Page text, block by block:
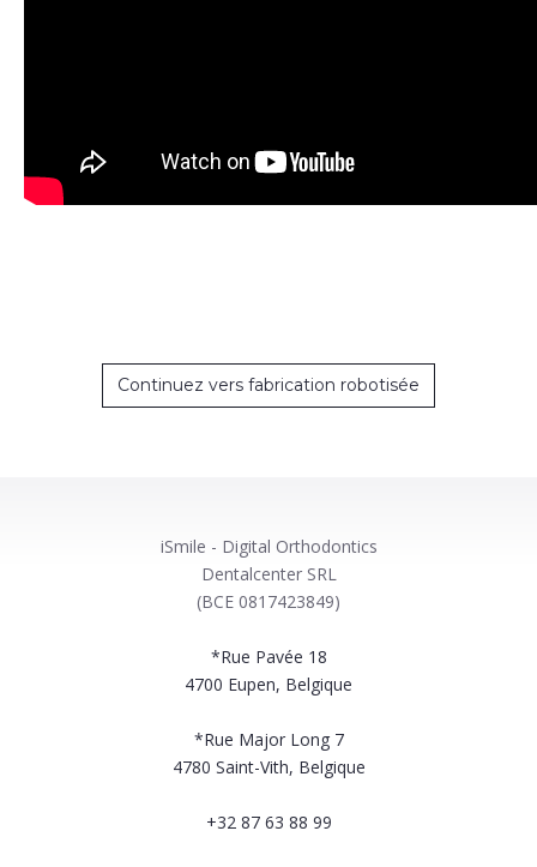
Continuez vers fabrication robotisée
iSmile - Digital Orthodontics
Dentalcenter SRL
(BCE 0817423849)
*Rue Pavée 18
4700 Eupen, Belgique
*Rue Major Long 7
4780 Saint-Vith, Belgique
+32 87 63 88 99